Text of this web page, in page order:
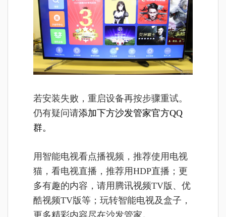
若安装失败，重启设备再按步骤重试。
仍有疑问请添加下方沙发管家官方QQ
群。
用智能电视看点播视频，推荐使用电视
猫，看电视直播，推荐用HDP直播；更
多有趣的内容，请用腾讯视频TV版、优
酷视频TV版等；玩转智能电视及盒子，
更多精彩内容尽在沙发管家。